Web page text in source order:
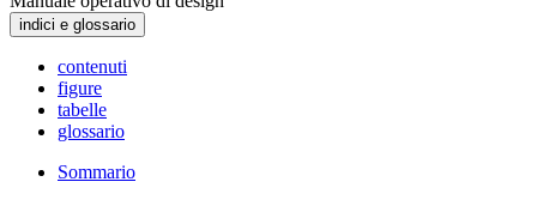
indici e glossario
contenuti
figure
tabelle
glossario
Sommario